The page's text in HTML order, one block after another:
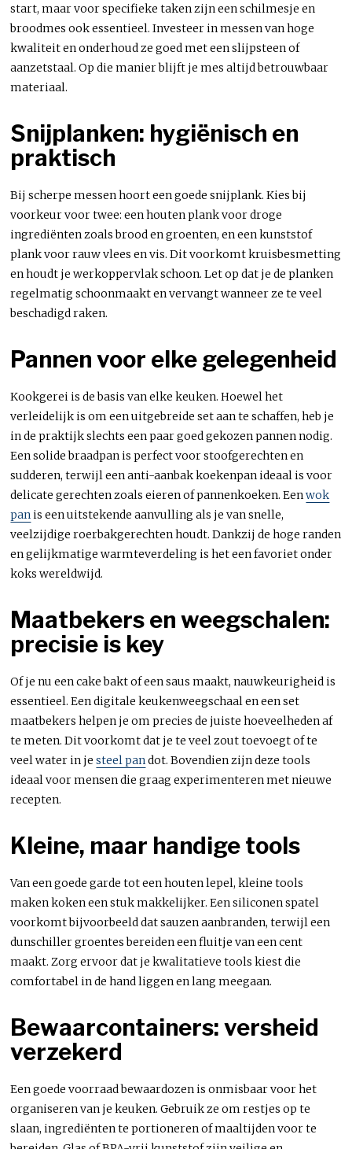
start, maar voor specifieke taken zijn een schilmesje en
broodmes ook essentieel. Investeer in messen van hoge
kwaliteit en onderhoud ze goed met een slijpsteen of
aanzetstaal. Op die manier blijft je mes altijd betrouwbaar
materiaal.
Snijplanken: hygiënisch en
praktisch
Bij scherpe messen hoort een goede snijplank. Kies bij
voorkeur voor twee: een houten plank voor droge
ingrediënten zoals brood en groenten, en een kunststof
plank voor rauw vlees en vis. Dit voorkomt kruisbesmetting
en houdt je werkoppervlak schoon. Let op dat je de planken
regelmatig schoonmaakt en vervangt wanneer ze te veel
beschadigd raken.
Pannen voor elke gelegenheid
Kookgerei is de basis van elke keuken. Hoewel het
verleidelijk is om een uitgebreide set aan te schaffen, heb je
in de praktijk slechts een paar goed gekozen pannen nodig.
Een solide braadpan is perfect voor stoofgerechten en
sudderen, terwijl een anti-aanbak koekenpan ideaal is voor
delicate gerechten zoals eieren of pannenkoeken. Eenwok
panis een uitstekende aanvulling als je van snelle,
veelzijdige roerbakgerechten houdt. Dankzij de hoge randen
en gelijkmatige warmteverdeling is het een favoriet onder
koks wereldwijd.
Maatbekers en weegschalen:
precisie is key
Of je nu een cake bakt of een saus maakt, nauwkeurigheid is
essentieel. Een digitale keukenweegschaal en een set
maatbekers helpen je om precies de juiste hoeveelheden af
te meten. Dit voorkomt dat je te veel zout toevoegt of te
veel water in jesteel pandot. Bovendien zijn deze tools
ideaal voor mensen die graag experimenteren met nieuwe
recepten.
Kleine, maar handige tools
Van een goede garde tot een houten lepel, kleine tools
maken koken een stuk makkelijker. Een siliconen spatel
voorkomt bijvoorbeeld dat sauzen aanbranden, terwijl een
dunschiller groentes bereiden een fluitje van een cent
maakt. Zorg ervoor dat je kwalitatieve tools kiest die
comfortabel in de hand liggen en lang meegaan.
Bewaarcontainers: versheid
verzekerd
Een goede voorraad bewaardozen is onmisbaar voor het
organiseren van je keuken. Gebruik ze om restjes op te
slaan, ingrediënten te portioneren of maaltijden voor te